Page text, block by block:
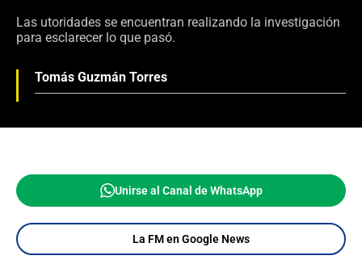
Las utoridades se encuentran realizando la investigación
para esclarecer lo que pasó.
Tomás Guzmán Torres
Unirse al Canal de WhatsApp
La FM en Google News